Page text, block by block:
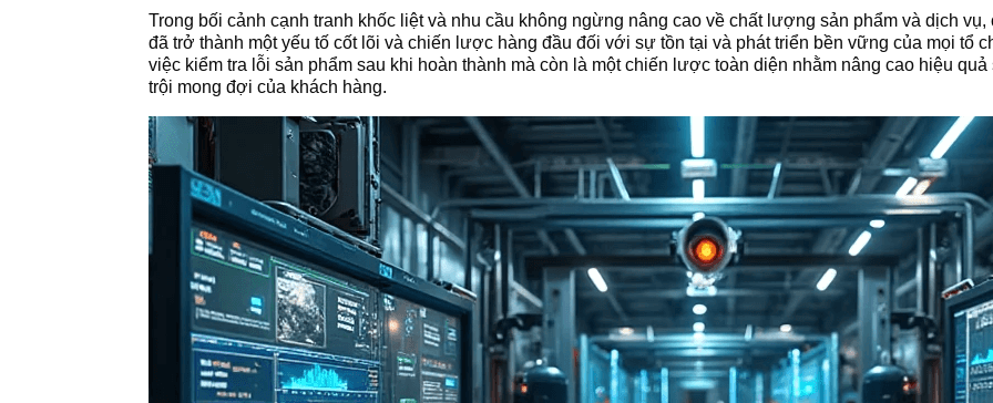
Trong bối cảnh cạnh tranh khốc liệt và nhu cầu không ngừng nâng cao về chất lượng sản phẩm và dịch vụ,
đã trở thành một yếu tố cốt lõi và chiến lược hàng đầu đối với sự tồn tại và phát triển bền vững của mọi tổ
việc kiểm tra lỗi sản phẩm sau khi hoàn thành mà còn là một chiến lược toàn diện nhằm nâng cao hiệu
trội mong đợi của khách hàng.